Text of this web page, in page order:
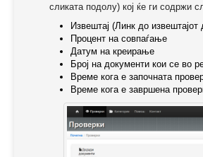
сликата подолу) кој ќе ги содржи
Извештај (Линк до
Процент на совпаѓање
Датум на креирање
Број на документи кои се во
Време кога е започната
Време кога е завршена